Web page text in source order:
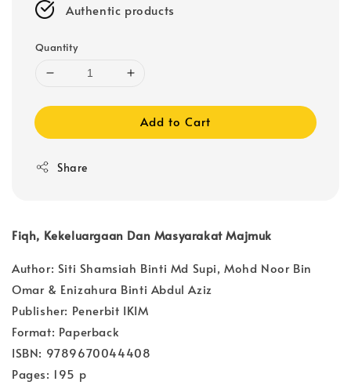
Authentic products
Quantity
Add to Cart
Share
Fiqh, Kekeluargaan Dan Masyarakat Majmuk
Author: Siti Shamsiah Binti Md Supi, Mohd Noor Bin
Omar & Enizahura Binti Abdul Aziz
Publisher: Penerbit IKIM
Format: Paperback
ISBN: 9789670044408
Pages: 195 p